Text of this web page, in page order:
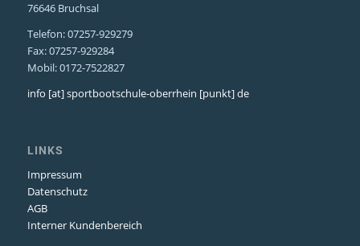
76646 Bruchsal
Telefon: 07257-929279
Fax: 07257-929284
Mobil: 0172-7522827
info [at] sportbootschule-oberrhein [punkt] de
LINKS
Impressum
Datenschutz
AGB
Interner Kundenbereich